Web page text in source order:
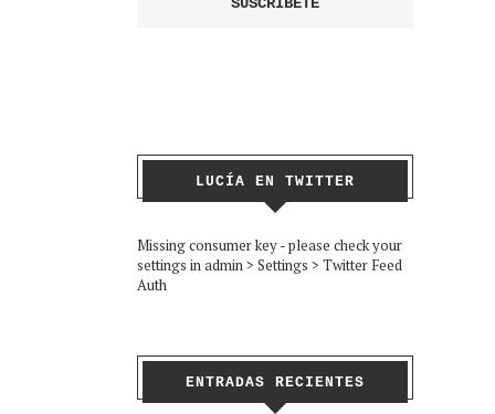
LUCÍA EN TWITTER
Missing consumer key - please check your
settings in admin > Settings > Twitter Feed
Auth
ENTRADAS RECIENTES